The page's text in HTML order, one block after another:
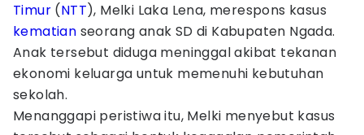
Timur (NTT), Melki Laka Lena, merespons kasus
kematian seorang anak SD di Kabupaten Ngada.
Anak tersebut diduga meninggal akibat tekanan
ekonomi keluarga untuk memenuhi kebutuhan
sekolah.
Menanggapi peristiwa itu, Melki menyebut kasus